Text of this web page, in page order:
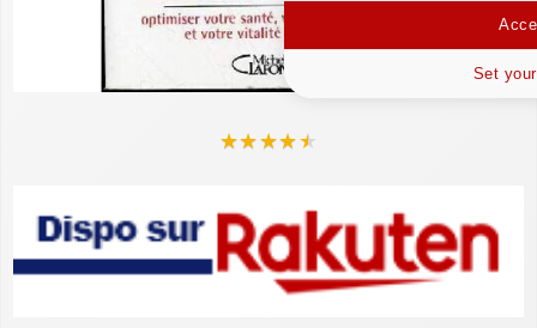
★★★★★
Set